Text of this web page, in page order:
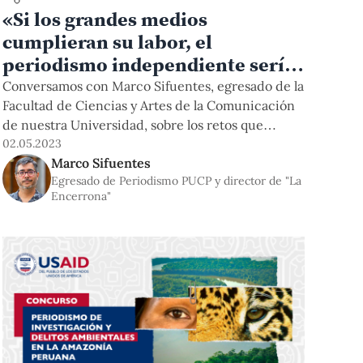
«Si los grandes medios
cumplieran su labor, el
periodismo independiente sería
completamente irrelevante»
Conversamos con Marco Sifuentes, egresado de la
Facultad de Ciencias y Artes de la Comunicación
de nuestra Universidad, sobre los retos que
enfrenta el quehacer periodístico en la actual era
digital.
02.05.2023
Marco Sifuentes
Egresado de Periodismo PUCP y director de "La
Encerrona"